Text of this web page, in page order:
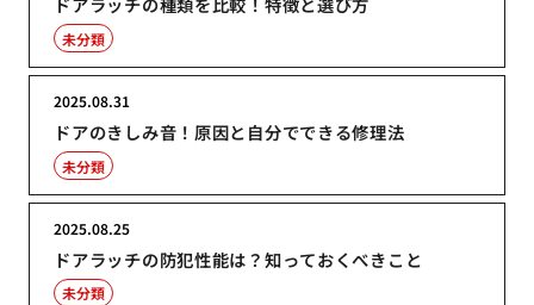
未分類
ドアのきしみ音！原因と自分でできる修理法
2025.08.31
未分類
ドアラッチの防犯性能は？知っておくべきこと
2025.08.25
未分類